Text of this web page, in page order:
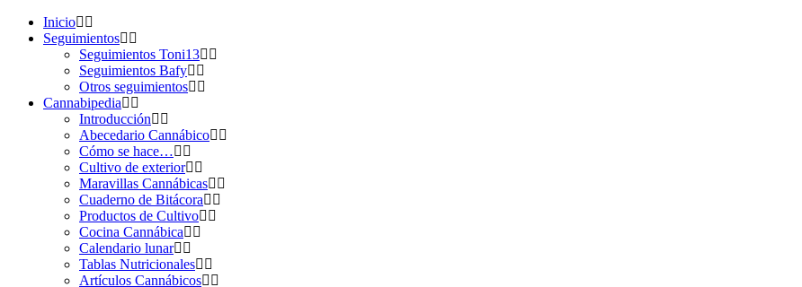
Inicio
Seguimientos
Seguimientos Toni13
Seguimientos Bafy
Otros seguimientos
Cannabipedia
Introducción
Abecedario Cannábico
Cómo se hace…
Cultivo de exterior
Maravillas Cannábicas
Cuaderno de Bitácora
Productos de Cultivo
Cocina Cannábica
Calendario lunar
Tablas Nutricionales
Artículos Cannábicos